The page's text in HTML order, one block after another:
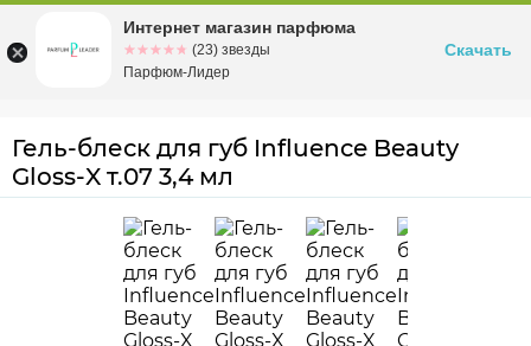
Омскул. Заозерная, 11, к. 1
Гель-блеск для губ Influence Beauty
Gloss-X т.07 3,4 мл
Интернет магазин парфюма
☆☆☆☆☆
★★★★★ (23) звезды
Парфюм-Лидер
Скачать